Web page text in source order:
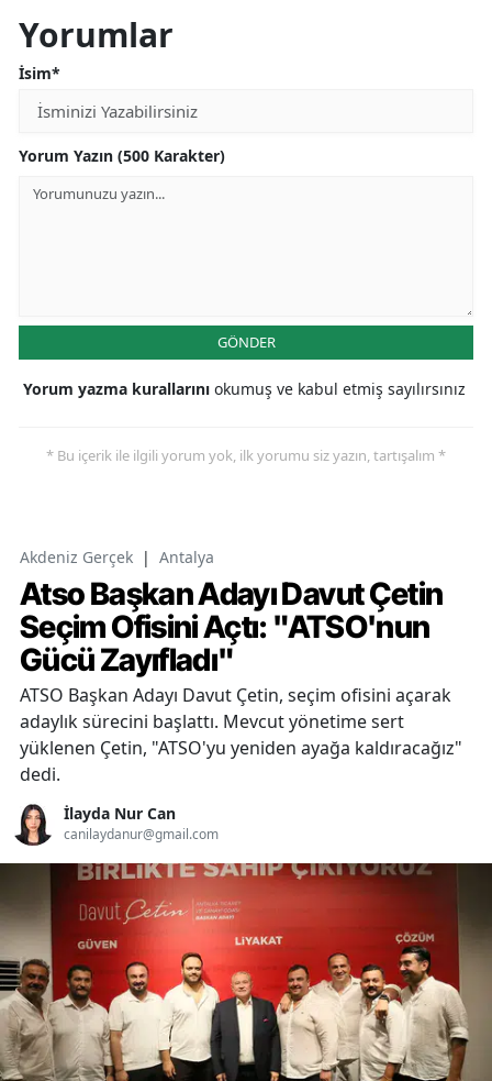
Yorumlar
İsim*
Yorum Yazın (500 Karakter)
GÖNDER
Yorum yazma kurallarını okumuş ve kabul etmiş sayılırsınız
* Bu içerik ile ilgili yorum yok, ilk yorumu siz yazın, tartışalım *
Akdeniz Gerçek | Antalya
Atso Başkan Adayı Davut Çetin
Seçim Ofisini Açtı: "ATSO'nun
Gücü Zayıfladı"
ATSO Başkan Adayı Davut Çetin, seçim ofisini açarak
adaylık sürecini başlattı. Mevcut yönetime sert
yüklenen Çetin, "ATSO'yu yeniden ayağa kaldıracağız"
dedi.
İlayda Nur Can
canilaydanur@gmail.com